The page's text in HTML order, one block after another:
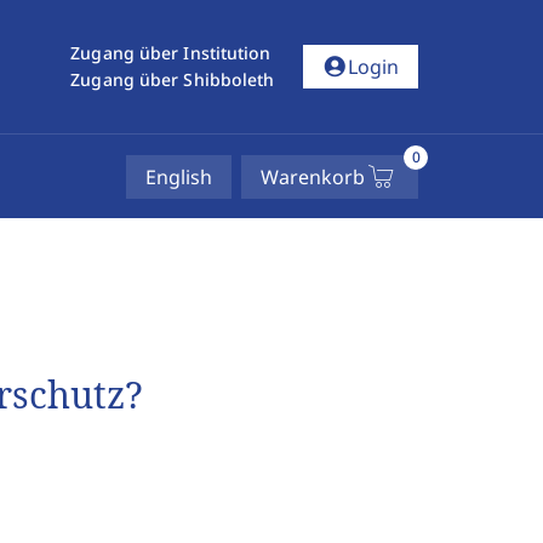
Zugang über Institution
Zugang über Shibboleth
account_circleLogin
English Warenkorb
0